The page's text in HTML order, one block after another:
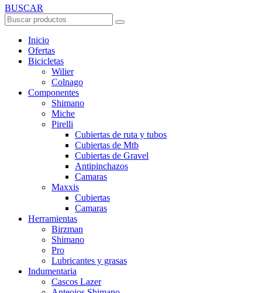
BUSCAR
Inicio
Ofertas
Bicicletas
Wilier
Colnago
Componentes
Shimano
Miche
Pirelli
Cubiertas de ruta y tubos
Cubiertas de Mtb
Cubiertas de Gravel
Antipinchazos
Camaras
Maxxis
Cubiertas
Camaras
Herramientas
Birzman
Shimano
Pro
Lubricantes y grasas
Indumentaria
Cascos Lazer